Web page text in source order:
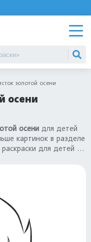
золотой осени
осени
осени для детей
картинок в разделе
для детей 3-